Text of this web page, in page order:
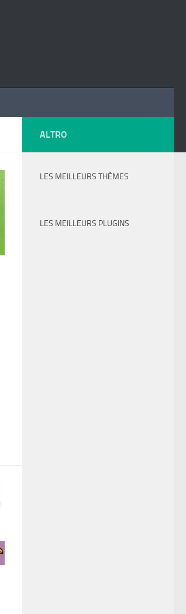
ALTRO
LES MEILLEURS THÈMES
LES MEILLEURS PLUGINS